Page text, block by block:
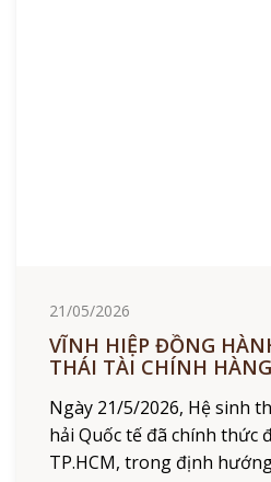
21/05/2026
VĨNH HIỆP ĐỒNG
THÁI TÀI CHÍNH
Ngày 21/5/2026, Hệ sinh
hải Quốc tế đã chính thức
TP.HCM, trong định